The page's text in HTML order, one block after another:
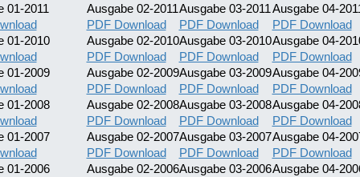
01-2011
Ausgabe 02-2011
PDF Download
Ausgabe 03-2011
PDF Download
Ausgabe 04-
PDF Download
01-2010
Ausgabe 02-2010
PDF Download
Ausgabe 03-2010
PDF Download
Ausgabe 04-
PDF Download
01-2009
Ausgabe 02-2009
PDF Download
Ausgabe 03-2009
PDF Download
Ausgabe 04-
PDF Download
01-2008
Ausgabe 02-2008
PDF Download
Ausgabe 03-2008
PDF Download
Ausgabe 04-
PDF Download
01-2007
Ausgabe 02-2007
PDF Download
Ausgabe 03-2007
PDF Download
Ausgabe 04-
PDF Download
01-2006
Ausgabe 02-2006Ausgabe 03-2006Ausgabe 04-